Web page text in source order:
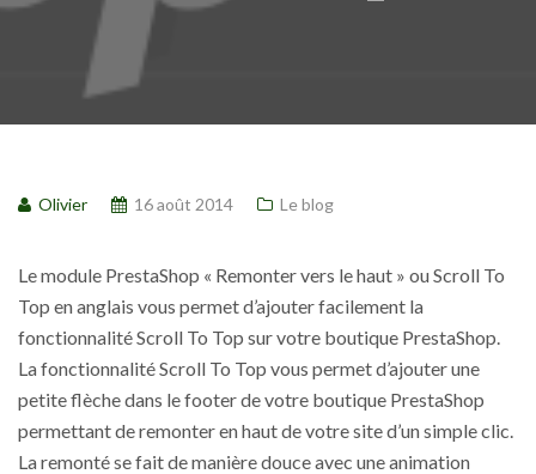
Olivier 16 août 2014 Le blog
Le module PrestaShop « Remonter vers le haut » ou Scroll To
Top en anglais vous permet d’ajouter facilement la
fonctionnalité Scroll To Top sur votre boutique PrestaShop.
La fonctionnalité Scroll To Top vous permet d’ajouter une
petite flèche dans le footer de votre boutique PrestaShop
permettant de remonter en haut de votre site d’un simple clic.
La remonté se fait de manière douce avec une animation